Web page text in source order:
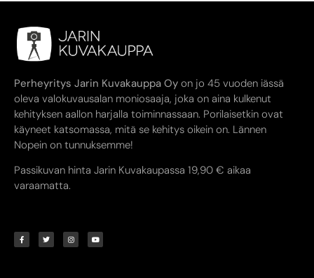
Perheyritys Jarin Kuvakauppa Oy on jo 45 vuoden iässä
oleva valokuvausalan moniosaaja, joka on aina kulkenut
kehityksen aallon harjalla toiminnassaan. Porilaisetkin ovat
käyneet katsomassa, mitä se kehitys oikein on. Lännen
Nopein on tunnuksemme!
Passikuvan hinta Jarin Kuvakaupassa 19,90 € aikaa
varaamatta.